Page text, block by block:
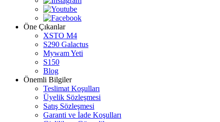
Öne Çıkanlar
XSTO M4
S290 Galactus
Mywam Yeti
S150
Blog
Önemli Bilgiler
Teslimat Koşulları
Üyelik Sözleşmesi
Satış Sözleşmesi
Garanti ve İade Koşulları